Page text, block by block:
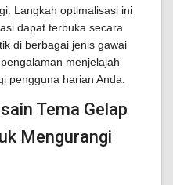
Langkah optimalisasi ini
dapat terbuka secara
di berbagai jenis gawai
menjelajah
pengguna harian Anda.
Tema Gelap
Mengurangi